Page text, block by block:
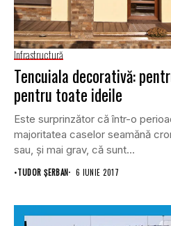
Infrastructură
Tencuiala decorativă:
pentru toate ideile
Este surprinzător că într-o
majoritatea caselor seamănă
sau, și mai grav, că sunt...
•TUDOR ȘERBAN 6 IUNIE 2017